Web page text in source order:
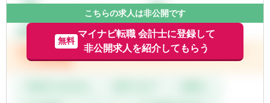
ています。HR Techのリーディングカンパニ
ーとして、顧客数1,200法人グループ、契約
継続率98%、大手企業グループ3社に1社がお
客様、定額サービス料をベースに無償バージ
ョンアップをし、常に人事業務の最先端を機
姿勢のある方
フェンス＆ディフェンス両側面を兼ね備えた
ビジネスの成長にダイレクトに貢献できる職
種です。
【ポジションの魅力】
こちらの求人は非公開です
無料
マイナビ転職 会計士に登録して
非公開求人を紹介してもらう